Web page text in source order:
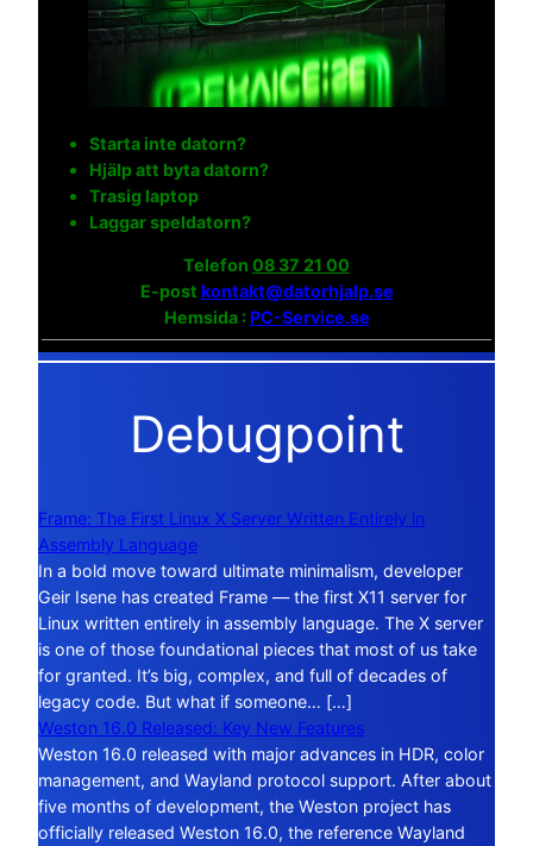
Starta inte datorn?
Hjälp att byta datorn?
Trasig laptop
Laggar speldatorn?
Telefon 08 37 21 00
E-post kontakt@datorhjalp.se
Hemsida :PC-Service.se
Debugpoint
Frame: The First Linux X Server Written Entirely in
Assembly Language
In a bold move toward ultimate minimalism, developer
Geir Isene has created Frame — the first X11 server for
Linux written entirely in assembly language. The X server
is one of those foundational pieces that most of us take
for granted. It’s big, complex, and full of decades of
legacy code. But what if someone… […]
Weston 16.0 Released: Key New Features
Weston 16.0 released with major advances in HDR, color
management, and Wayland protocol support. After about
five months of development, the Weston project has
officially released Weston 16.0, the reference Wayland